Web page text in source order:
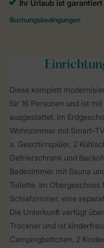
Diese komplett
für 16 Personen und ist
ausgestattet. Im
Wohnzimmer mit Smart-
a. Geschirrspüler, 2
Gefrierschrank und
Badezimmer mit Sauna
Toilette. Im
Schlafzimmer, eine
Die Unterkunft verfügt
Trockner und ist
Campingbettchen, 2